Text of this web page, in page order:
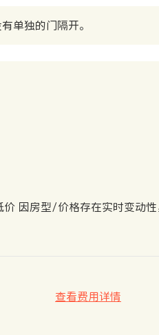
单独的门隔开。
因房型/价格存在实时变动性
查看费用详情